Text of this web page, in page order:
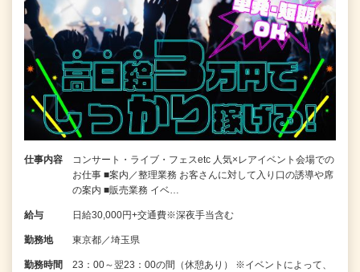
仕事内容
コンサート・ライブ・フェスetc 人気×レアイベント会場での
お仕事 ■案内／整理業務 お客さんに対して入り口の誘導や席
の案内 ■販売業務 イベ…
給与 日給30,000円+交通費※深夜手当含む
勤務地 東京都／埼玉県
勤務時間
23：00～翌23：00の間（休憩あり） ※イベントによって、